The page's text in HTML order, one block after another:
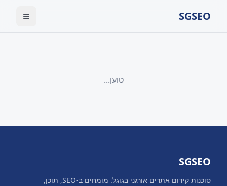
SGSEO
טוען...
SGSEO
סוכנות קידום אתרים אורגני בגוגל. מומחים ב-SEO, תוכן,